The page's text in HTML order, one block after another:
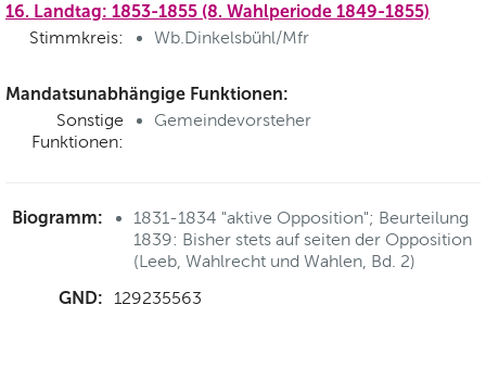
16. Landtag: 1853-1855 (8. Wahlperiode 1849-1855)
Stimmkreis: Wb.Dinkelsbühl/Mfr
Mandatsunabhängige Funktionen:
Sonstige
Funktionen:
Gemeindevorsteher
Biogramm:
1831-1834 "aktive Opposition"; Beurteilung
1839: Bisher stets auf seiten der Opposition
(Leeb, Wahlrecht und Wahlen, Bd. 2)
GND: 129235563